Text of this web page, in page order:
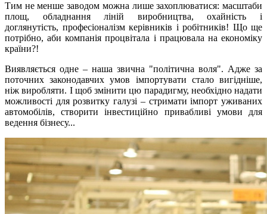
Тим не менше заводом можна лише захоплюватися: масштаби
площ, обладнання ліній виробництва, охайність і
доглянутість, професіоналізм керівників і робітників! Що ще
потрібно, аби компанія процвітала і працювала на економіку
країни?!
Виявляється одне – наша звична "політична воля". Адже за
поточних законодавчих умов імпортувати стало вигідніше,
ніж виробляти. І щоб змінити цю парадигму, необхідно надати
можливості для розвитку галузі – стримати імпорт уживаних
автомобілів, створити інвестиційно привабливі умови для
ведення бізнесу...